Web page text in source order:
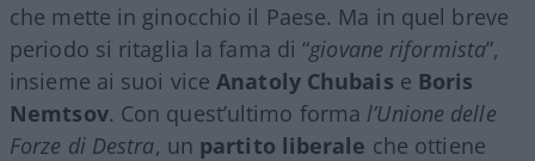
che mette in ginocchio il Paese. Ma in quel breve
periodo si ritaglia la fama di “giovane riformista”,
insieme ai suoi viceAnatoly Chubais e Boris
Nemtsov. Con quest’ultimo forma l’Unione delle
Forze di Destra, un partito liberale che ottiene